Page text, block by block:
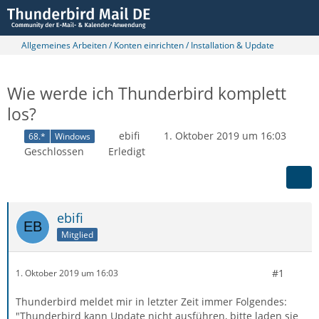
Allgemeines Arbeiten / Konten einrichten / Installation & Update
Wie werde ich Thunderbird komplett
los?
68.* Windows ebifi
1. Oktober 2019 um 16:03
Geschlossen
Erledigt
ebifi
Mitglied
1. Oktober 2019 um 16:03 #1
Thunderbird meldet mir in letzter Zeit immer Folgendes:
"Thunderbird kann Update nicht ausführen, bitte laden sie